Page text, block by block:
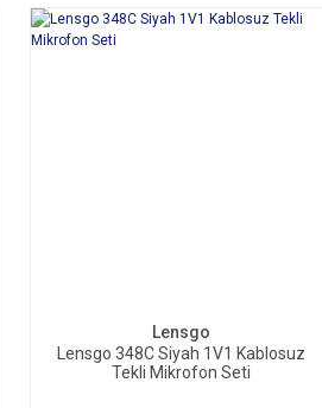
Lensgo
Lensgo 348C Siyah 1V1 Kablosuz
Tekli Mikrofon Seti